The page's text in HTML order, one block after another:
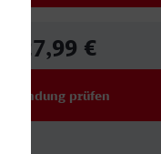
27,99 €
Verbindung prüfen